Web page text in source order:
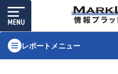
レポートメニュー